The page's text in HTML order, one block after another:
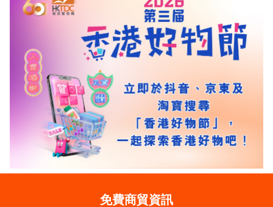
免費商貿資訊